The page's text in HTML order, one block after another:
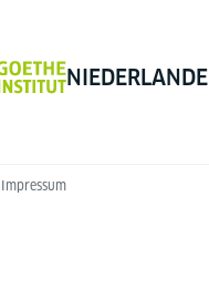
NIEDERLANDE
Impressum